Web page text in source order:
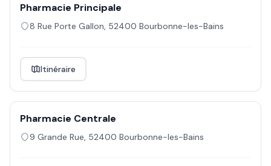
Pharmacie Principale
8 Rue Porte Gallon, 52400 Bourbonne-les-Bains
Itinéraire
Pharmacie Centrale
9 Grande Rue, 52400 Bourbonne-les-Bains